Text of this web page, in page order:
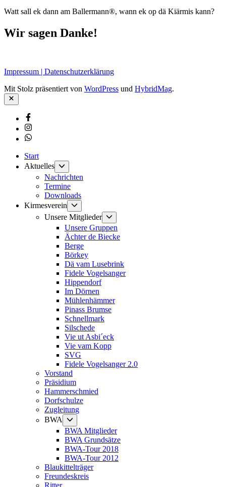
Watt sall ek dann am Ballermann®, wann ek op dä Kiärmis kann?
Wir sagen Danke!
Impressum | Datenschutzerklärung
Mit Stolz präsentiert von WordPress und HybridMag.
Schließen
Facebook
Instagram
Whatsapp
Start
Aktuelles
Untermenü
anzeigen
Nachrichten
Termine
Downloads
Kirmesverein
anzeigen
Unsere Mitglieder
anzeigen
Unsere Gruppen
Ächter de Biecke
Berge
Börkey
Dä vam Lusebrink
Fidele Vogelsanger
Hippendorf
Im Dörnen
Mühlenhämmer
Pinass Brumse
Schnellmark
Silschede
Vie ut Asbi´eck
Vie vam Kopp
SVG
Fidele Vogelsanger 2.0
Vorstand
Präsidium
Hammerschmied
Dorfschulze
Zugleitung
BWA
Untermenü
anzeigen
BWA Mitglieder
BWA Grundsätze
BWA-Tour 2018
BWA-Tour 2012
Blaukittelträger
Freundeskreis
Ritter